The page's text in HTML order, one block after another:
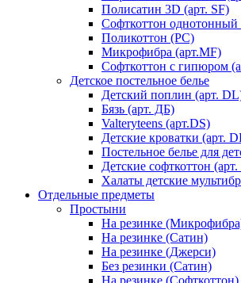
Полисатин 3D (арт. SF)
Софткоттон однотонный
Поликоттон (PC)
Микрофибра (арт.MF)
Софткоттон с гипюром
Детское постельное белье
Детский поплин (арт.
Бязь (арт. ДБ)
Valteryteens (арт.DS)
Детские кроватки (арт.
Постельное белье для
Детские софткоттон
Халаты детские
Отдельные предметы
Простыни
На резинке
На резинке (Сатин)
На резинке (Джерси)
Без резинки (Сатин)
На резинке (Софткоттон)